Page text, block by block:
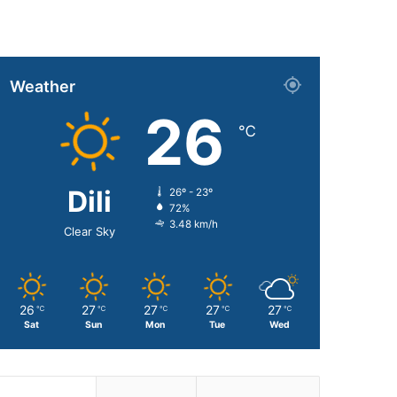
Weather
Dili
Clear Sky
26 ℃
26º - 23º
72%
3.48 km/h
26 ℃
Sat
27 ℃
Sun
27 ℃
Mon
27 ℃
Tue
27 ℃
Wed